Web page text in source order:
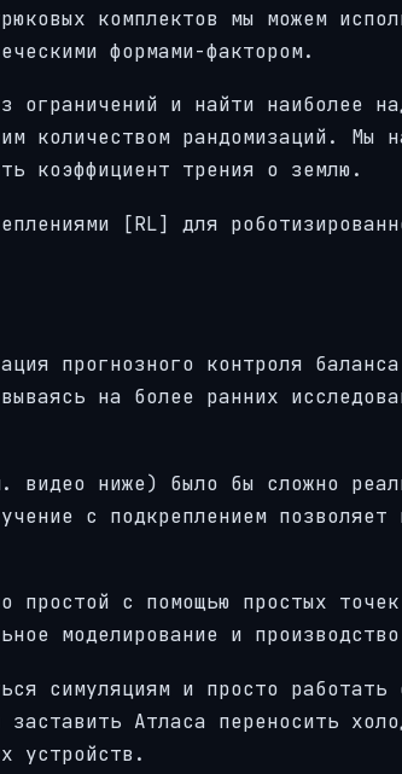
комплектов мы можем
формами-фактором.
ограничений и найти наиболее
количеством рандомизаций. Мы
коэффициент трения о землю.
[RL] для
прогнозного контроля баланса
на более ранних
видео ниже) было бы сложно
с подкреплением позволяет
простой с помощью простых
моделирование и
симуляциям и просто работать
Атласа переносить
устройств.